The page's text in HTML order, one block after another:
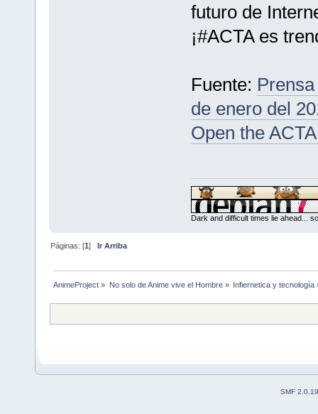
futuro de
¡#ACTA es
Fuente:
de enero del
Open the
Dark and difficult times lie ahead...
Páginas: [1] Ir Arriba
AnimeProject » No solo de Anime vive el Hombre» Infiernetica y tecnología
SMF 2.0.19